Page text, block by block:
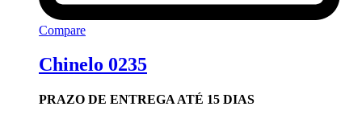
Compare
Chinelo 0235
PRAZO DE ENTREGA ATÉ 15 DIAS